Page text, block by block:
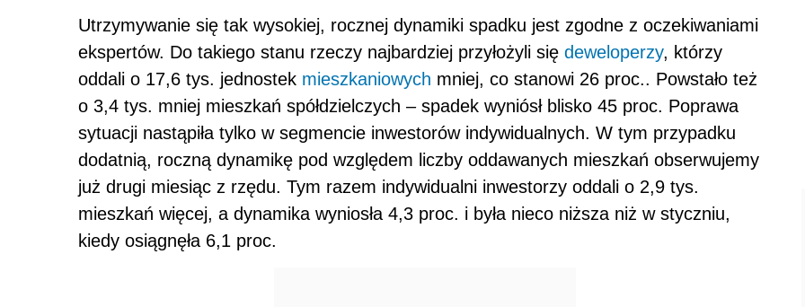
Utrzymywanie się tak wysokiej, rocznej dynamiki spadku jest zgodne z oczekiwaniami
ekspertów. Do takiego stanu rzeczy najbardziej przyłożyli się deweloperzy, którzy
oddali o 17,6 tys. jednostek mieszkaniowych mniej, co stanowi 26 proc.. Powstało też
o 3,4 tys. mniej mieszkań spółdzielczych – spadek wyniósł blisko 45 proc. Poprawa
sytuacji nastąpiła tylko w segmencie inwestorów indywidualnych. W tym przypadku
dodatnią, roczną dynamikę pod względem liczby oddawanych mieszkań obserwujemy
już drugi miesiąc z rzędu. Tym razem indywidualni inwestorzy oddali o 2,9 tys.
mieszkań więcej, a dynamika wyniosła 4,3 proc. i była nieco niższa niż w styczniu,
kiedy osiągnęła 6,1 proc.